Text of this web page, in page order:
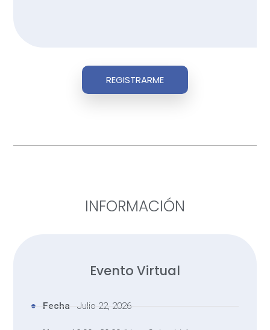
REGISTRARME
INFORMACIÓN
Evento Virtual
Fecha- Julio 22, 2026